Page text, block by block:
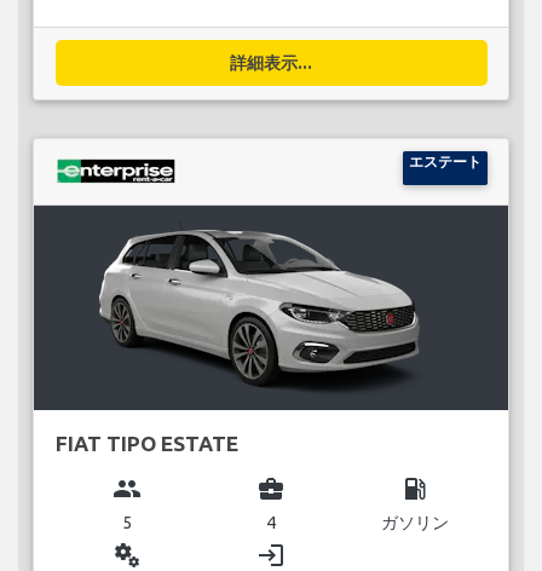
詳細表示...
エステート
FIAT TIPO ESTATE
group
5
business_center
4
local_gas_station
ガソリン
miscellaneous_services login